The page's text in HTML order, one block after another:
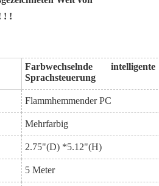
! !
Farbwechselnde
Sprachsteuerung
Flammhemmender PC
Mehrfarbig
2.75"(D) *5.12"(H)
5 Meter